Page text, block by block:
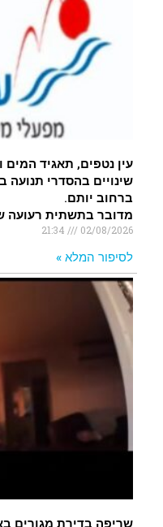
עין נטפים, תאגיד המים
שינויים בהסדרי
ברחוב יותם.
מדובר בתשתית רעועה
02/08/2026
לסיפור המלא »
שריפה בדירת מגורים